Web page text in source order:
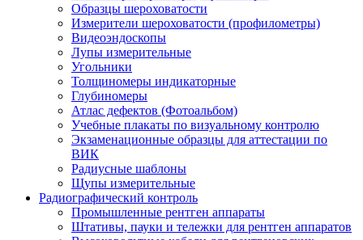
Образцы шероховатости
Измерители шероховатости (профилометры)
Видеоэндоскопы
Лупы измерительные
Угольники
Толщиномеры индикаторные
Глубиномеры
Атлас дефектов (Фотоальбом)
Учебные плакаты по визуальному контролю
Экзаменационные образцы для аттестации по
ВИК
Радиусные шаблоны
Щупы измерительные
Радиографический контроль
Промышленные рентген аппараты
Штативы, пауки и тележки для рентген аппаратов